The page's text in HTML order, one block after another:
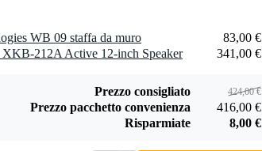
stativi per casse
con borsa (2 pezzi)
35,00 €
WB 09 staffa da muro
83,00 €
212A Active 12-inch Speaker
341,00 €
Prezzo consigliato 424,00 €
Prezzo pacchetto convenienza
416,00 €
Risparmiate
8,00 €